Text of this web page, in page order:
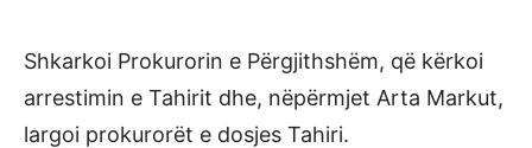
Shkarkoi Prokurorin e Përgjithshëm, që kërkoi
arrestimin e Tahirit dhe, nëpërmjet Arta Markut,
largoi prokurorët e dosjes Tahiri.